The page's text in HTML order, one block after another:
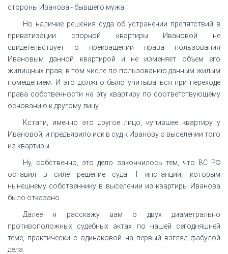
стороны Иванова - бывшего мужа.
Но наличие решения суда об устранении препятствий в
приватизации спорной квартиры Ивановой не
свидетельствует о прекращении права пользования
Ивановым данной квартирой и не изменяет объем его
жилищных прав, в том числе по пользованию данным жилым
помещением. И это должно было учитываться при переходе
права собственности на эту квартиру по соответствующему
основанию к другому лицу.
Кстати, именно это другое лицо, купившее квартиру у
Ивановой, и предъявило иск в суд к Иванову о выселении того
из квартиры.
Ну, собственно, это дело закончилось тем, что ВС РФ
оставил в силе решение суда 1 инстанции, которым
нынешнему собственнику в выселении из квартиры Иванова
было отказано.
Далее я расскажу вам о двух диаметрально
противоположных судебных актах по нашей сегодняшней
теме, практически с одинаковой на первый взгляд фабулой
дела.